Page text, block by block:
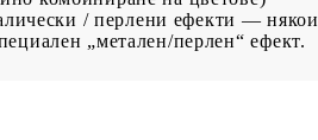
/ перлени ефекти — някои
„метален/перлен“ ефект.